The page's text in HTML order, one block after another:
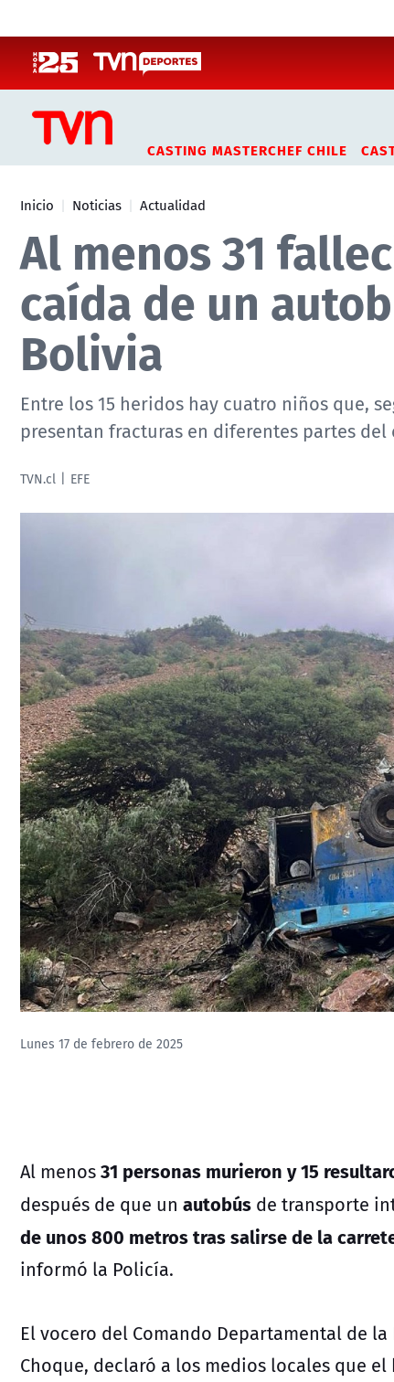
CASTING MASTERCHEF CHILE
Inicio Noticias Actualidad
Al menos 31
caída de un
Bolivia
Entre los 15 heridos hay cuatro niños que,
presentan fracturas en diferentes partes del
TVN.cl EFE
Lunes 17 de febrero de 2025
Al menos31 personas murieron y 15
después de que un autobús de transporte
de unos 800 metros tras salirse de la
informó la Policía.
El vocero del Comando Departamental de
Choque, declaró a los medios locales que